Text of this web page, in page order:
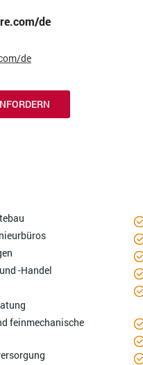
de
de
-Handel
feinmechanische